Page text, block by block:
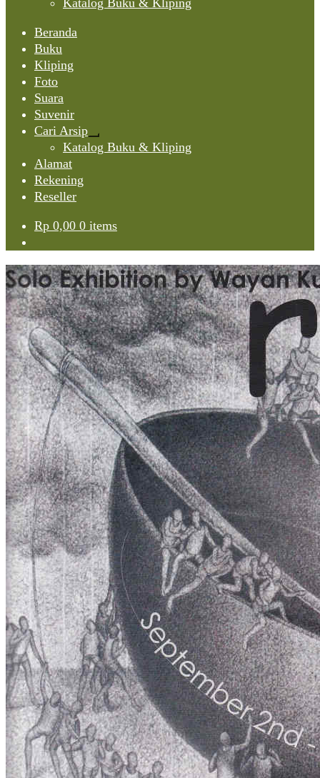
Katalog Buku & Kliping
Beranda
Buku
Kliping
Foto
Suara
Suvenir
Cari Arsip
Expand
child
Katalog Buku & Kliping
Alamat
Rekening
Reseller
Rp 0,00 0 items